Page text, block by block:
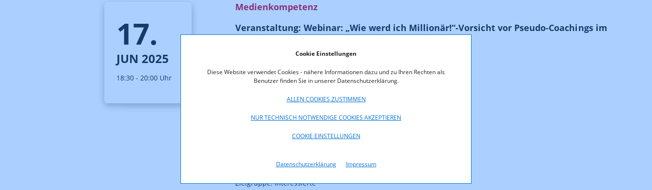
Cookie Einstellungen
Diese Website verwendet Cookies - nähere Informationen dazu und zu Ihren Rechten als
Benutzer finden Sie in unserer Datenschutzerklärung.
ALLEN COOKIES ZUSTIMMEN
NUR TECHNISCH NOTWENDIGE COOKIES AKZEPTIEREN
COOKIE EINSTELLUNGEN
Datenschutzerklärung Impressum
17.
JUN 2025
18:30 - 20:00 Uhr
Medienkompetenz
Veranstaltung: Webinar: „Wie werd ich Millionär!“-Vorsicht vor Pseudo-Coachings im
Institutionen: AK BGLD & AK NÖ & Saferinternet
Ort: Webinar (via Zoom)
Datum: 17.06.2025
Kosten: kostenfrei
Zielgruppe: Interessierte